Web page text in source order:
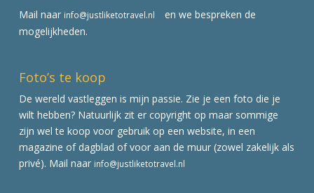
Mail naar info@justliketotravel.nl
en we bespreken de
mogelijkheden.
Foto’s te koop
De wereld vastleggen is mijn passie. Zie je een foto die je
wilt hebben? Natuurlijk zit er copyright op maar sommige
zijn wel te koop voor gebruik op een website, in een
magazine of dagblad of voor aan de muur (zowel zakelijk als
privé). Mail naar info@justliketotravel.nl